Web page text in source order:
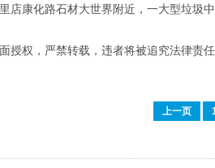
店康化路石材大世界附近，一大型垃圾
授权，严禁转载，违者将被追究法律责
上一页